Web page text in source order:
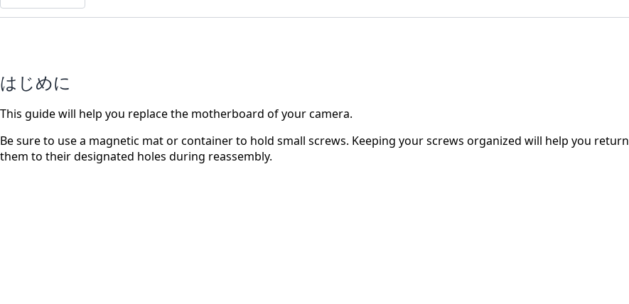
はじめに
This guide will help you replace the motherboard of your camera.
Be sure to use a magnetic mat or container to hold small screws. Keeping your screws organized will help you return
them to their designated holes during reassembly.